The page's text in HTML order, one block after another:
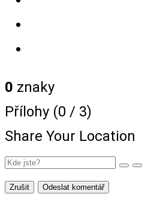
0 znaky
Přílohy (0 / 3)
Share Your Location
Zrušit Odeslat komentář